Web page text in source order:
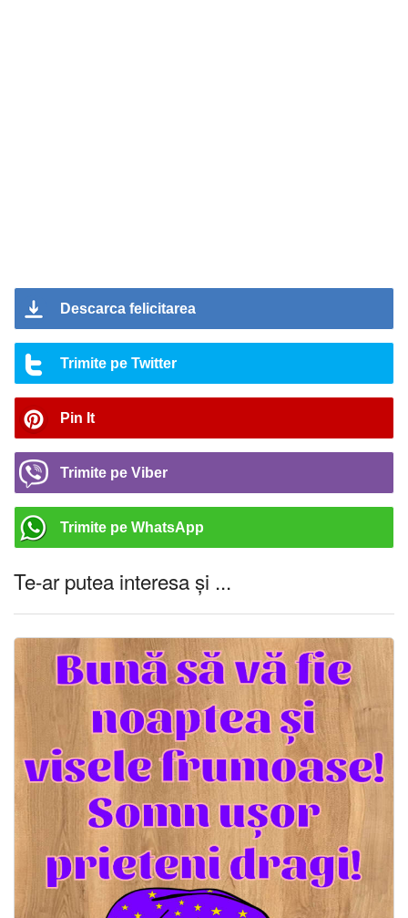
Descarca felicitarea
Trimite pe Twitter
Pin It
Trimite pe Viber
Trimite pe WhatsApp
Te-ar putea interesa și ...